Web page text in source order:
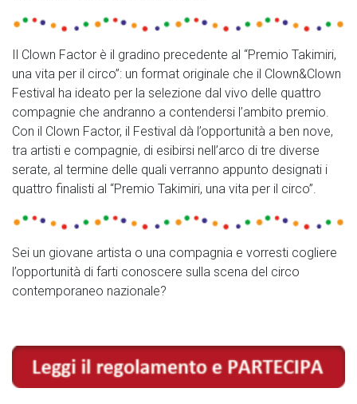
Il Clown Factor è il gradino precedente al “Premio Takimiri,
una vita per il circo”: un format originale che il Clown&Clown
Festival ha ideato per la selezione dal vivo delle quattro
compagnie che andranno a contendersi l’ambito premio.
Con il Clown Factor, il Festival dà l’opportunità a ben nove,
tra artisti e compagnie, di esibirsi nell’arco di tre diverse
serate, al termine delle quali verranno appunto designati i
quattro finalisti al “Premio Takimiri, una vita per il circo”.
Sei un giovane artista o una compagnia e vorresti cogliere
l’opportunità di farti conoscere sulla scena del circo
contemporaneo nazionale?